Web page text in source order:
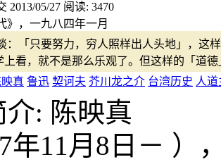
2013/05/27 阅读: 3470
》，一九八四年一月
：「只要努力，穷人照样出人头地」，这
上看，就不是那么乐观了。但这样的「道
映真 鲁迅 契诃夫 芥川龙之介 台湾历史 人
介: 陈映真
年11月8日－